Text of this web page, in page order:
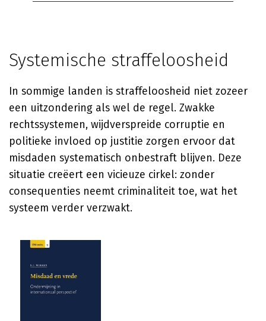
Systemische straffeloosheid
In sommige landen is straffeloosheid niet zozeer
een uitzondering als wel de regel. Zwakke
rechtssystemen, wijdverspreide corruptie en
politieke invloed op justitie zorgen ervoor dat
misdaden systematisch onbestraft blijven. Deze
situatie creëert een vicieuze cirkel: zonder
consequenties neemt criminaliteit toe, wat het
systeem verder verzwakt.